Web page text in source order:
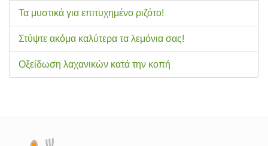
Τα μυστικά για επιτυχημένο ριζότο!
Στύψτε ακόμα καλύτερα τα λεμόνια σας!
Οξείδωση λαχανικών κατά την κοπή